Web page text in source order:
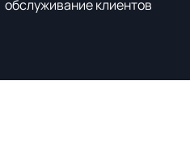
обслуживание клиентов